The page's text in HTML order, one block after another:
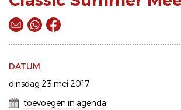
DATUM
dinsdag 23 mei 2017
toevoegen in agenda